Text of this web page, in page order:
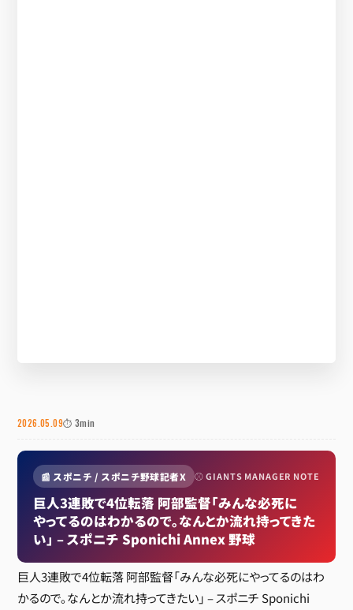
2026.05.09⏱ 3min
📰 スポニチ / スポニチ野球記者X ⚾ GIANTS MANAGER NOTE
巨人3連敗で4位転落 阿部監督「みんな必死に
やってるのはわかるので。なんとか流れ持ってきた
い」 – スポニチ Sponichi Annex 野球
巨人3連敗で4位転落 阿部監督「みんな必死にやってるのはわ
かるので。なんとか流れ持ってきたい」 – スポニチ Sponichi